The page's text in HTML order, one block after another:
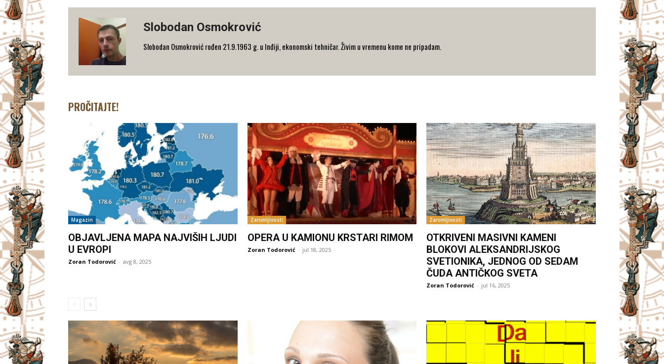
Slobodan Osmokrović
Slobodan Osmokrović rođen 21.9.1963 g. u Inđiji, ekonomski tehničar. Živim u vremenu kome ne pripadam.
PROČITAJTE!
Magazin
OBJAVLJENA MAPA NAJVIŠIH LJUDI
U EVROPI
Zoran Todorović - avg 8, 2025
Zanimljivosti
OPERA U KAMIONU KRSTARI RIMOM
Zoran Todorović - jul 18, 2025
Zanimljivosti
OTKRIVENI MASIVNI KAMENI
BLOKOVI ALEKSANDRIJSKOG
SVETIONIKA, JEDNOG OD SEDAM
ČUDA ANTIČKOG SVETA
Zoran Todorović - jul 16, 2025